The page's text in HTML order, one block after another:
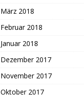
März 2018
Februar 2018
Januar 2018
Dezember 2017
November 2017
Oktober 2017